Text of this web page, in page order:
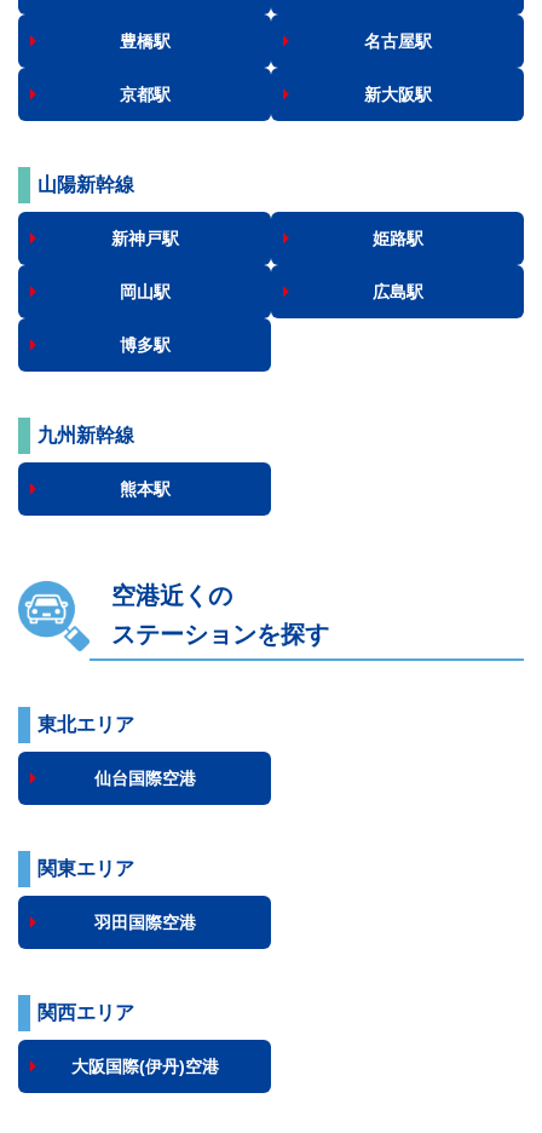
豊橋駅 名古屋駅
京都駅 新大阪駅
山陽新幹線
新神戸駅 姫路駅
岡山駅 広島駅
博多駅
九州新幹線
熊本駅
空港近くの
ステーションを探す
東北エリア
仙台国際空港
関東エリア
羽田国際空港
関西エリア
大阪国際(伊丹)空港